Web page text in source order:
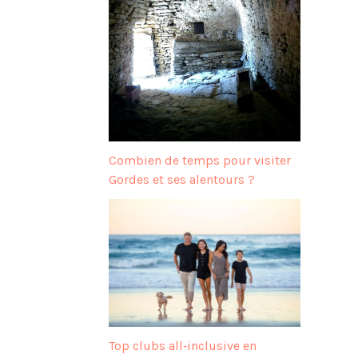
Combien de temps pour visiter
Gordes et ses alentours ?
Top clubs all‑inclusive en